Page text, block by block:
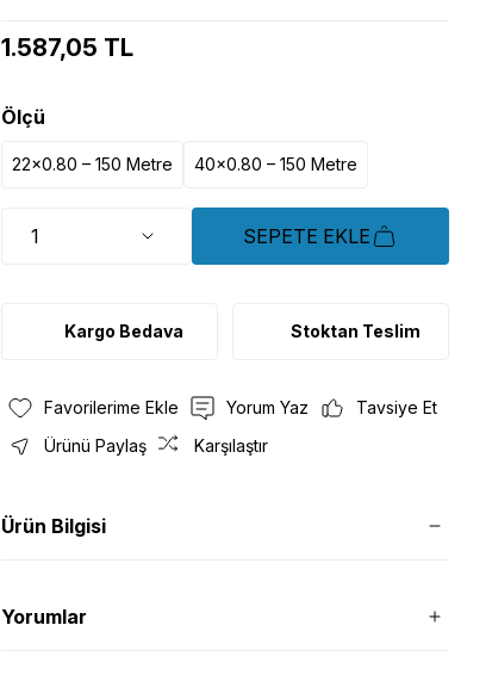
1.587,05 TL
Ölçü
22x0.80 – 150 Metre 40x0.80 – 150 Metre
SEPETE EKLE
Kargo Bedava Stoktan Teslim
Yorum Yaz
Tavsiye Et
Ürünü Paylaş
Karşılaştır
Ürün Bilgisi
Yorumlar